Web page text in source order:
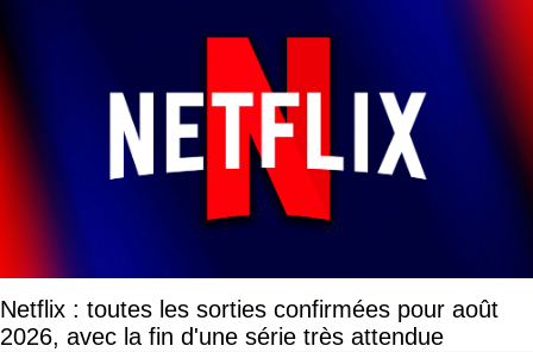
Netflix : toutes les sorties confirmées pour août
2026, avec la fin d'une série très attendue